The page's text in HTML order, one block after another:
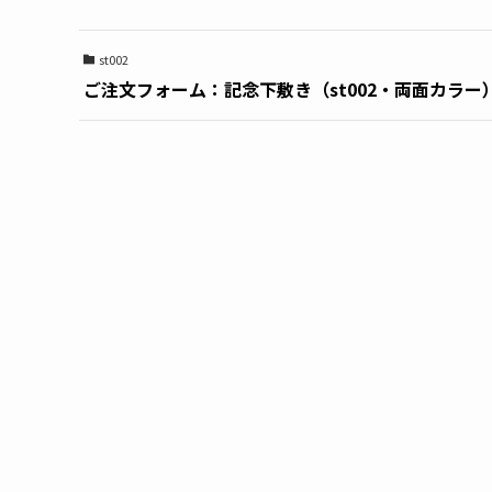
st002
ご注文フォーム：記念下敷き（st002・両面カラー